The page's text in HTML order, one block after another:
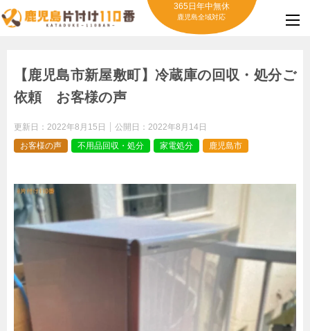
365日年中無休
鹿児島全域対応
【鹿児島市新屋敷町】冷蔵庫の回収・処分ご
依頼 お客様の声
更新日： 2022年8月15日 公開日： 2022年8月14日
お客様の声
不用品回収・処分 家電処分 鹿児島市